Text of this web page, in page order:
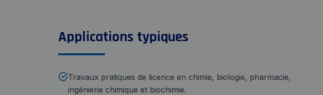
Applications typiques
Travaux pratiques de licence en chimie, biologie, pharmacie,
ingénierie chimique et biochimie.